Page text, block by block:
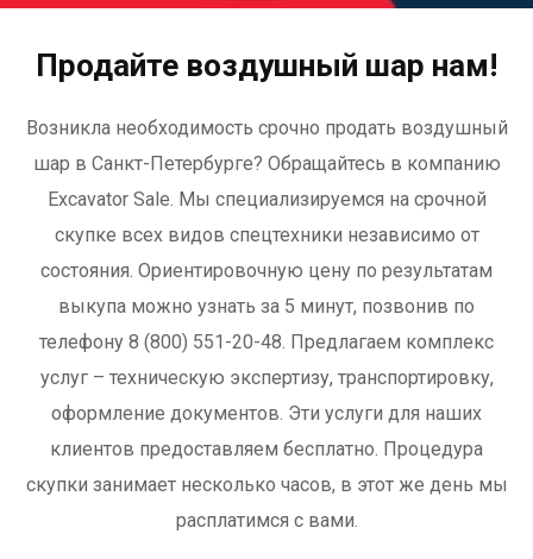
Продайте воздушный шар нам!
Возникла необходимость срочно продать воздушный
шар в Санкт-Петербурге? Обращайтесь в компанию
Excavator Sale. Мы специализируемся на срочной
скупке всех видов спецтехники независимо от
состояния. Ориентировочную цену по результатам
выкупа можно узнать за 5 минут, позвонив по
телефону 8 (800) 551-20-48. Предлагаем комплекс
услуг – техническую экспертизу, транспортировку,
оформление документов. Эти услуги для наших
клиентов предоставляем бесплатно. Процедура
скупки занимает несколько часов, в этот же день мы
расплатимся с вами.